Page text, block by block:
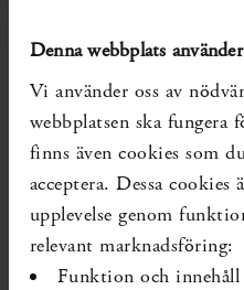
Denna webbplats
Vi använder oss av
webbplatsen ska fungera
finns även cookies som
acceptera. Dessa
upplevelse genom
relevant marknadsföring:
Funktion och innehåll
kunskapsluckan:
Inga identifierade
Diarienr:
SBU 2021/703
Forskning som förändrar
senare.